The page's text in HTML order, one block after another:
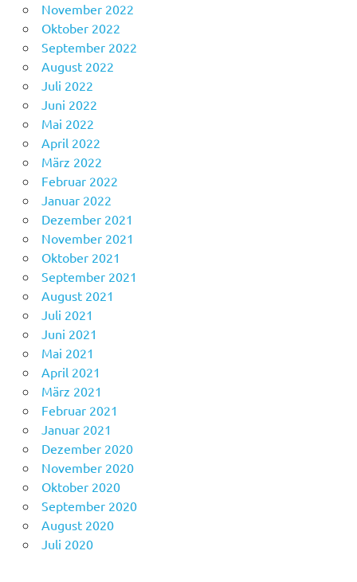
November 2022
Oktober 2022
September 2022
August 2022
Juli 2022
Juni 2022
Mai 2022
April 2022
März 2022
Februar 2022
Januar 2022
Dezember 2021
November 2021
Oktober 2021
September 2021
August 2021
Juli 2021
Juni 2021
Mai 2021
April 2021
März 2021
Februar 2021
Januar 2021
Dezember 2020
November 2020
Oktober 2020
September 2020
August 2020
Juli 2020